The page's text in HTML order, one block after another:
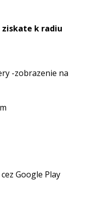
ziskate k radiu
-zobrazenie na
Google Play